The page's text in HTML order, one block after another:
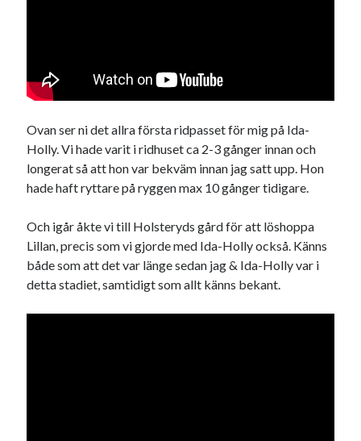
Ovan ser ni det allra första ridpasset för mig på Ida-
Holly. Vi hade varit i ridhuset ca 2-3 gånger innan och
longerat så att hon var bekväm innan jag satt upp. Hon
hade haft ryttare på ryggen max 10 gånger tidigare.
Och igår åkte vi till Holsteryds gård för att löshoppa
Lillan, precis som vi gjorde med Ida-Holly också. Känns
både som att det var länge sedan jag & Ida-Holly var i
detta stadiet, samtidigt som allt känns bekant.